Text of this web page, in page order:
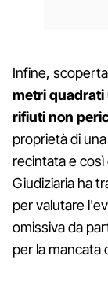
Infine,
metri quadrati
rifiuti non
proprietà di
recintata e
Giudiziaria ha
per valutare
omissiva da
per la mancata